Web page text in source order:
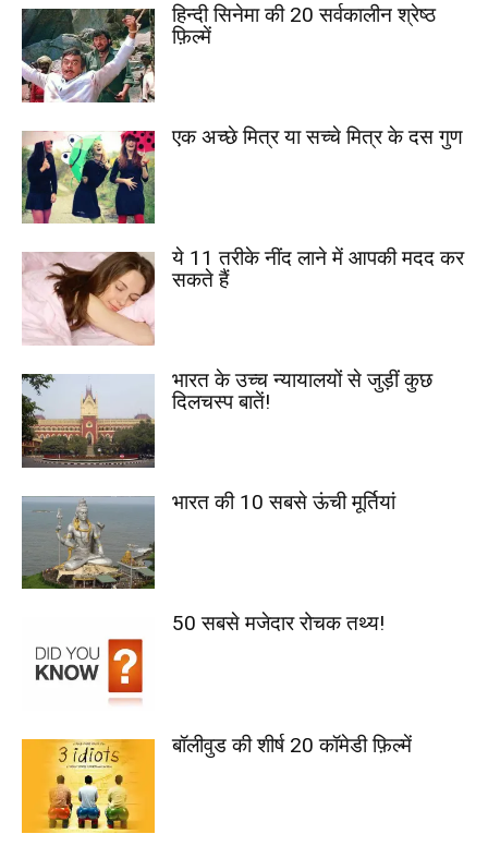
हिन्दी सिनेमा की 20 सर्वकालीन श्रेष्ठ
फ़िल्में
एक अच्छे मित्र या सच्चे मित्र के दस गुण
ये 11 तरीके नींद लाने में आपकी मदद कर
सकते हैं
भारत के उच्च न्यायालयों से जुड़ीं कुछ
दिलचस्प बातें!
भारत की 10 सबसे ऊंची मूर्तियां
50 सबसे मजेदार रोचक तथ्य!
बॉलीवुड की शीर्ष 20 कॉमेडी फ़िल्में